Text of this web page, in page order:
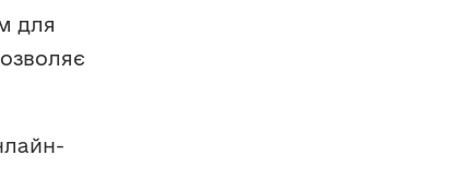
для